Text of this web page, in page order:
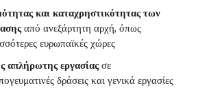
και καταχρηστικότητας των
από ανεξάρτητη αρχή, όπως
ευρωπαϊκές χώρες
απλήρωτης εργασίαςσε
δράσεις και γενικά εργασίες